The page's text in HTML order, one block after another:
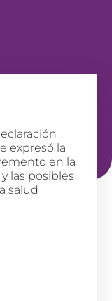
expresó la
en la
las posibles
salud